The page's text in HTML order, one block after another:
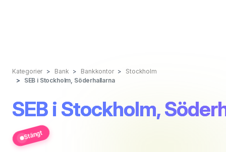
Kategorier Bank Bankkontor
Stockholm
SEB i Stockholm, Söderhallarna
SEB i Stockholm,
Stängt